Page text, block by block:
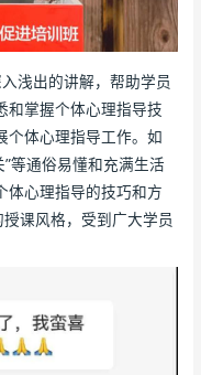
出的讲解，帮助学员
和掌握个体心理指导技
个体心理指导工作。如
”等通俗易懂和充满生活
体心理指导的技巧和方
课风格，受到广大学员